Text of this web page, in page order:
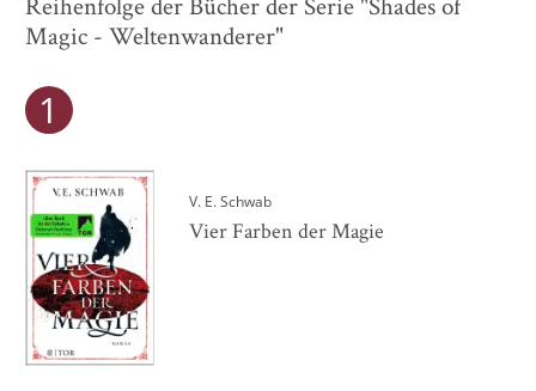
Magic - Weltenwanderer"
V. E. Schwab
Vier Farben der Magie